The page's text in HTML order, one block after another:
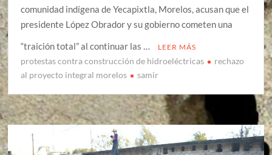
comunidad indígena de Yecapixtla, Morelos, acusan que el
presidente López Obrador y su gobierno cometen una
“traición total” al continuar las …
LEER MÁS
protestas contra construcción de hidroeléctricas
rechazo
al proyecto integral morelos
samir